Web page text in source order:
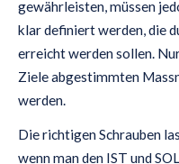
gewährleisten, müssen
klar definiert werden, die
erreicht werden sollen.
Ziele abgestimmten
werden.
Die richtigen Schrauben
wenn man den IST und